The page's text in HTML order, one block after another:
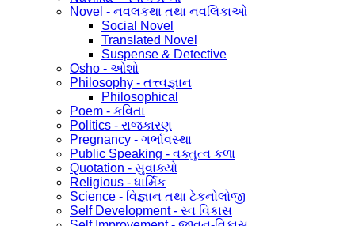
Novel - નવલકથા તથા નવલિકાઓ
Social Novel
Translated Novel
Suspense & Detective
Osho - ઓશો
Philosophy - તત્ત્વજ્ઞાન
Philosophical
Poem - કવિતા
Politics - રાજકારણ
Pregnancy - ગર્ભાવસ્થા
Public Speaking - વક્તુત્વ કળા
Quotation - સુવાક્યો
Religious - ધાર્મિક
Science - વિજ્ઞાન તથા ટેકનોલોજી
Self Development - સ્વ વિકાસ